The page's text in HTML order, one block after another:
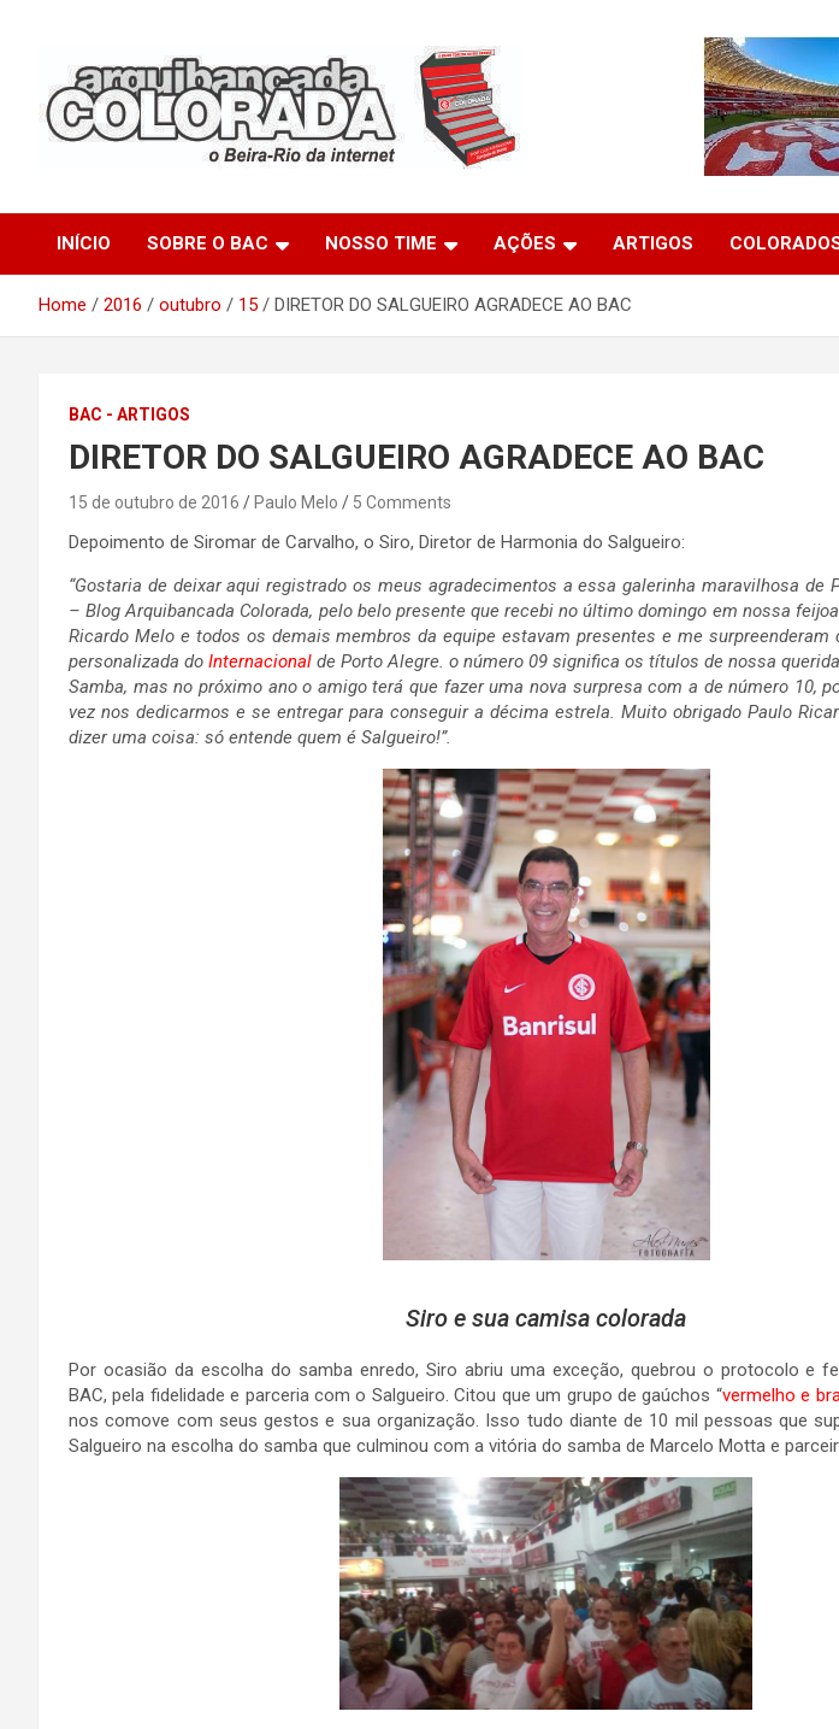
Arquibancada Colorada
INÍCIO SOBRE O BAC NOSSO TIME AÇÕES ARTIGOS
Home 2016 outubro 15 DIRETOR DO SALGUEIRO AGRADECE AO BAC
BAC - ARTIGOS
DIRETOR DO SALGUEIRO AGRADECE AO BAC
15 de outubro de 2016 Paulo Melo 5 Comments
Depoimento de Siromar de Carvalho, o Siro, Diretor de Harmonia do Salgueiro:
“Gostaria de deixar aqui registrado os meus agradecimentos a essa galerinha maravilhosa de
– Blog Arquibancada Colorada, pelo belo presente que recebi no último domingo em nossa
Ricardo Melo e todos os demais membros da equipe estavam presentes e me
personalizada doInternacional de Porto Alegre. o número 09 significa os títulos de nossa
Samba, mas no próximo ano o amigo terá que fazer uma nova surpresa com a de número 10,
vez nos dedicarmos e se entregar para conseguir a décima estrela. Muito obrigado Paulo
dizer uma coisa: só entende quem é Salgueiro!”.
Siro e sua camisa colorada
Por ocasião da escolha do samba enredo, Siro abriu uma exceção, quebrou o protocolo e
BAC, pela fidelidade e parceria com o Salgueiro. Citou que um grupo de gaúchos “vermelho e
nos comove com seus gestos e sua organização. Isso tudo diante de 10 mil pessoas que
Salgueiro na escolha do samba que culminou com a vitória do samba de Marcelo Motta e